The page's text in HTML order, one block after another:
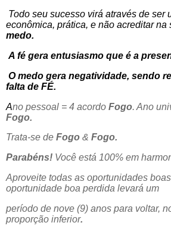
Todo seu sucesso virá através de ser
econômica, prática, e não acreditar na
medo.
A fé gera entusiasmo que é a
O medo gera negatividade, sendo
falta de FÉ.
Ano pessoal = 4 acordo Fogo. Ano
Fogo.
Trata-se de Fogo & Fogo.
Parabéns! Você está 100% em
Aproveite todas as oportunidades
oportunidade boa perdida levará um
período de nove (9) anos para voltar,
proporção inferior.